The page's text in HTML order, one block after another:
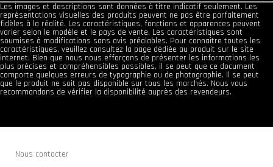
Les images et descriptions sont données à titre indicatif seulement. Les
représentations visuelles des produits peuvent ne pas être parfaitement
fidèles à la réalité. Les caractéristiques, fonctions et apparences peuvent
varier selon le modèle et le pays de vente. Les caractéristiques sont
soumises à modifications sans avis préalables. Pour connaître toutes les
caractéristiques, veuillez consultez la page dédiée au produit sur le site
internet. Bien que nous nous efforçons de présenter les informations les
plus précises et compréhensibles possibles, il se peut que ce document
comporte quelques erreurs de typographie ou de photographie. Il se peut
que le produit ne soit pas disponible sur tous les marchés. Nous vous
recommandons de vérifier la disponibilité auprès des revendeurs.
Nous contacter